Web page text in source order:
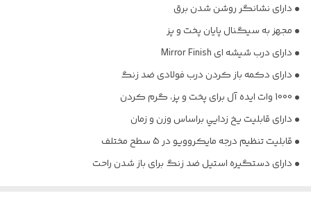
• دارای نشانگر روشن شدن برق
• مجهز به سیگنال پایان پخت و پز
• دارای درب شیشه ای Mirror Finish
• دارای دکمه باز کردن درب فولادی ضد زنگ
• 1000 وات ایده آل برای پخت و پز، گرم کردن
• دارای قابليت يخ زدايي براساس وزن و زمان
• قابلیت تنظیم درجه مایکروویو در 5 سطح مختلف
• دارای دستگیره استیل ضد زنگ برای باز شدن راحت